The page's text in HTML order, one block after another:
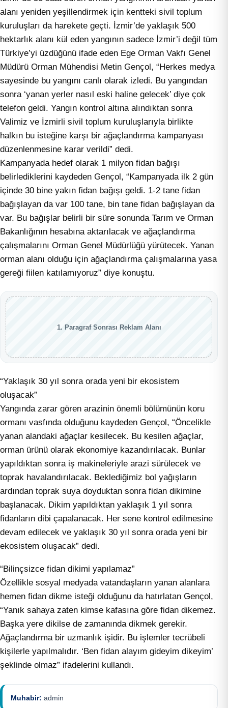
alanı yeniden yeşillendirmek için kentteki sivil toplum
kuruluşları da harekete geçti. İzmir’de yaklaşık 500
hektarlık alanı kül eden yangının sadece İzmir’i değil tüm
Türkiye’yi üzdüğünü ifade eden Ege Orman Vakfı Genel
Müdürü Orman Mühendisi Metin Gençol, “Herkes medya
sayesinde bu yangını canlı olarak izledi. Bu yangından
sonra ‘yanan yerler nasıl eski haline gelecek’ diye çok
telefon geldi. Yangın kontrol altına alındıktan sonra
Valimiz ve İzmirli sivil toplum kuruluşlarıyla birlikte
halkın bu isteğine karşı bir ağaçlandırma kampanyası
düzenlenmesine karar verildi” dedi.
Kampanyada hedef olarak 1 milyon fidan bağışı
belirlediklerini kaydeden Gençol, “Kampanyada ilk 2 gün
içinde 30 bine yakın fidan bağışı geldi. 1-2 tane fidan
bağışlayan da var 100 tane, bin tane fidan bağışlayan da
var. Bu bağışlar belirli bir süre sonunda Tarım ve Orman
Bakanlığının hesabına aktarılacak ve ağaçlandırma
çalışmalarını Orman Genel Müdürlüğü yürütecek. Yanan
orman alanı olduğu için ağaçlandırma çalışmalarına yasa
gereği fiilen katılamıyoruz” diye konuştu.
1. Paragraf Sonrası Reklam Alanı
“Yaklaşık 30 yıl sonra orada yeni bir ekosistem
oluşacak”
Yangında zarar gören arazinin önemli bölümünün koru
ormanı vasfında olduğunu kaydeden Gençol, “Öncelikle
yanan alandaki ağaçlar kesilecek. Bu kesilen ağaçlar,
orman ürünü olarak ekonomiye kazandırılacak. Bunlar
yapıldıktan sonra iş makineleriyle arazi sürülecek ve
toprak havalandırılacak. Beklediğimiz bol yağışların
ardından toprak suya doyduktan sonra fidan dikimine
başlanacak. Dikim yapıldıktan yaklaşık 1 yıl sonra
fidanların dibi çapalanacak. Her sene kontrol edilmesine
devam edilecek ve yaklaşık 30 yıl sonra orada yeni bir
ekosistem oluşacak” dedi.
“Bilinçsizce fidan dikimi yapılamaz”
Özellikle sosyal medyada vatandaşların yanan alanlara
hemen fidan dikme isteği olduğunu da hatırlatan Gençol,
“Yanık sahaya zaten kimse kafasına göre fidan dikemez.
Başka yere dikilse de zamanında dikmek gerekir.
Ağaçlandırma bir uzmanlık işidir. Bu işlemler tecrübeli
kişilerle yapılmalıdır. ‘Ben fidan alayım gideyim dikeyim’
şeklinde olmaz” ifadelerini kullandı.
Muhabir: admin